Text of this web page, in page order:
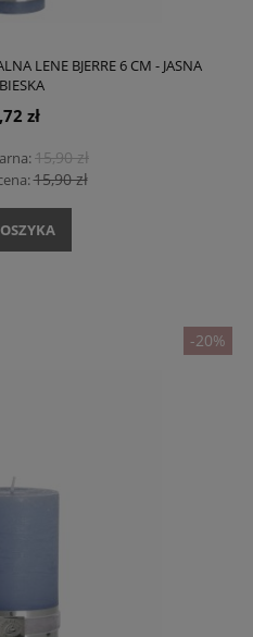
LENE BJERRE 6 CM - JASNA
zł
15,90 zł
15,90 zł
-20%